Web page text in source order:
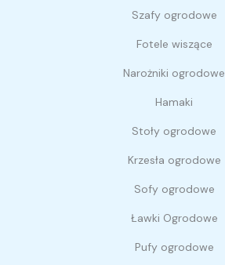
Szafy ogrodowe
Fotele wiszące
Narożniki ogrodowe
Hamaki
Stoły ogrodowe
Krzesła ogrodowe
Sofy ogrodowe
Ławki Ogrodowe
Pufy ogrodowe